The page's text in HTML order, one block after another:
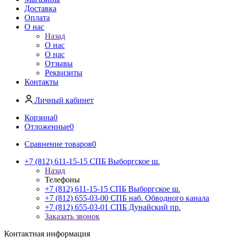
Доставка
Оплата
О нас
Назад
О нас
О нас
Отзывы
Реквизиты
Контакты
Личный кабинет
Корзина0
Отложенные0
Сравнение товаров0
+7 (812) 611-15-15 СПБ Выборгское ш.
Назад
Телефоны
+7 (812) 611-15-15 СПБ Выборгское ш.
+7 (812) 655-03-00 СПБ наб. Обводного канала
+7 (812) 655-03-01 СПБ Дунайский пр.
Заказать звонок
Контактная информация